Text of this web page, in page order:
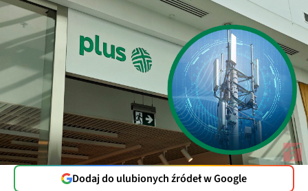
Dodaj do ulubionych źródeł w Google